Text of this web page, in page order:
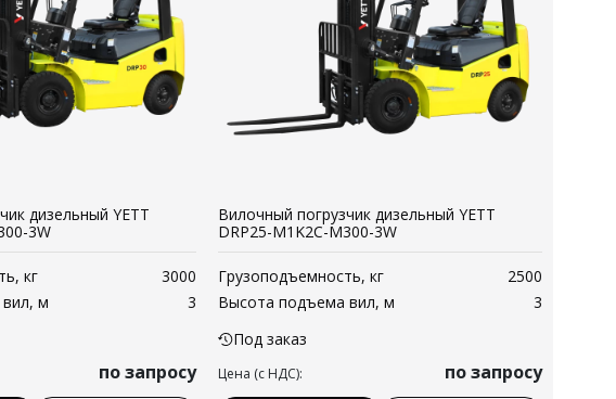
дизельный YETT
3W
кг
3000
м
3
по запросу
Вилочный погрузчик дизельный YETT
DRP25-M1K2C-M300-3W
Грузоподъемность, кг
2500
Высота подъема вил, м
3
Под заказ
Цена (с НДС): по запросу